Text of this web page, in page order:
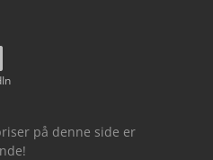
på denne side er